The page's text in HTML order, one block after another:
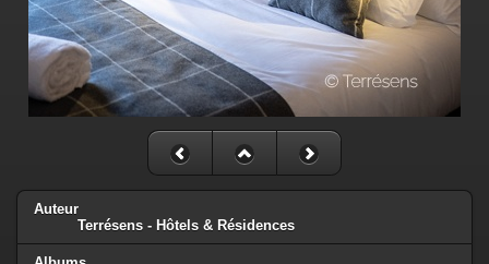
Auteur
Terrésens - Hôtels & Résidences